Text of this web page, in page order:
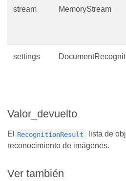
stream MemoryStream
settings
Valor_devuelto
El RecognitionResult
lista de
reconocimiento de imágenes.
Ver también